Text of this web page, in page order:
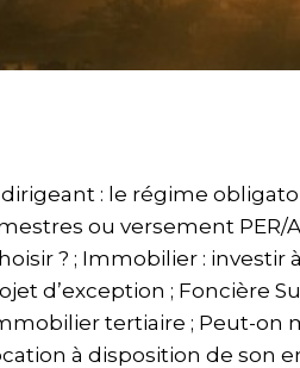
: le régime
ou versement PER/
? ; Immobilier : investir
d’exception ; Foncière
tertiaire ; Peut-on
à disposition de son